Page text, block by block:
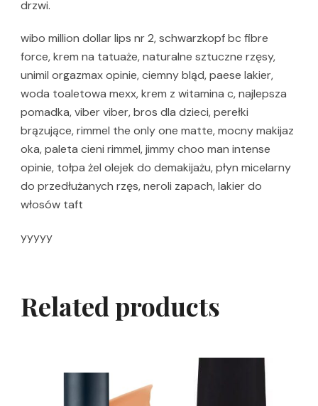
drzwi.
wibo million dollar lips nr 2, schwarzkopf bc fibre
force, krem na tatuaże, naturalne sztuczne rzęsy,
unimil orgazmax opinie, ciemny bląd, paese lakier,
woda toaletowa mexx, krem z witamina c, najlepsza
pomadka, viber viber, bros dla dzieci, perełki
brązujące, rimmel the only one matte, mocny makijaz
oka, paleta cieni rimmel, jimmy choo man intense
opinie, tołpa żel olejek do demakijażu, płyn micelarny
do przedłużanych rzęs, neroli zapach, lakier do
włosów taft
yyyyy
Related products